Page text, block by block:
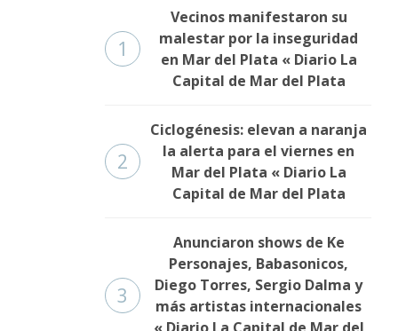
1
Vecinos manifestaron su
malestar por la inseguridad
en Mar del Plata « Diario La
Capital de Mar del Plata
2
Ciclogénesis: elevan a naranja
la alerta para el viernes en
Mar del Plata « Diario La
Capital de Mar del Plata
3
Anunciaron shows de Ke
Personajes, Babasonicos,
Diego Torres, Sergio Dalma y
más artistas internacionales